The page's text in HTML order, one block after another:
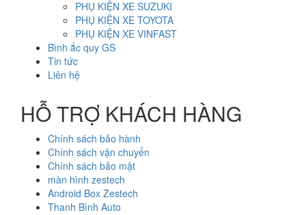
PHỤ KIỆN XE SUZUKI
PHỤ KIỆN XE TOYOTA
PHỤ KIỆN XE VINFAST
Bình ắc quy GS
Tin tức
Liên hệ
HỖ TRỢ KHÁCH HÀNG
Chính sách bảo hành
Chính sách vận chuyển
Chính sách bảo mật
màn hình zestech
Android Box Zestech
Thanh Bình Auto